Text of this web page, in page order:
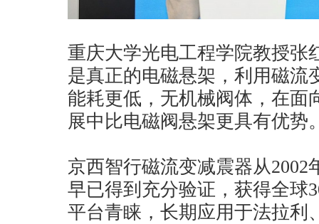
重庆大学光电工程学院教授张
是真正的电磁悬架，利用磁流
能耗更低，无机械阀体，在面
展中比电磁阀悬架更具有优势
京西智行磁流变减震器从2002
早已得到充分验证，获得全球
平台青睐，长期应用于法拉利